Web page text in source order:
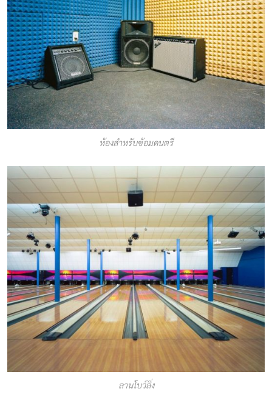
ห้องสำหรับซ้อมดนตรี
ลานโบว์ลิ่ง